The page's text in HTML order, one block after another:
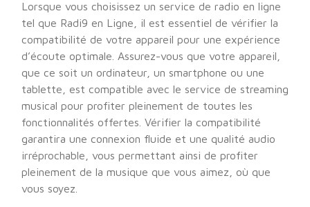
Lorsque vous choisissez un service de radio en ligne
tel que Radi9 en Ligne, il est essentiel de vérifier la
compatibilité de votre appareil pour une expérience
d’écoute optimale. Assurez-vous que votre appareil,
que ce soit un ordinateur, un smartphone ou une
tablette, est compatible avec le service de streaming
musical pour profiter pleinement de toutes les
fonctionnalités offertes. Vérifier la compatibilité
garantira une connexion fluide et une qualité audio
irréprochable, vous permettant ainsi de profiter
pleinement de la musique que vous aimez, où que
vous soyez.